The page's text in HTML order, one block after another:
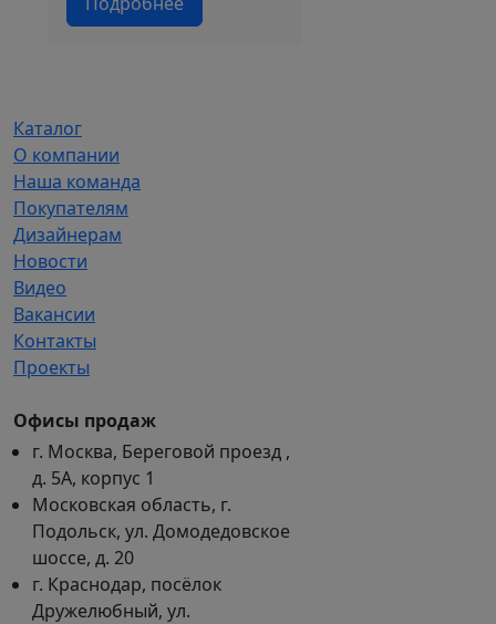
4
Каталог
О компании
Наша команда
Покупателям
Дизайнерам
Новости
Видео
Вакансии
Контакты
Проекты
Офисы продаж
г. Москва, Береговой проезд ,
д. 5А, корпус 1
Московская область, г.
Подольск, ул. Домодедовское
шоссе, д. 20
г. Краснодар, посёлок
Дружелюбный, ул.